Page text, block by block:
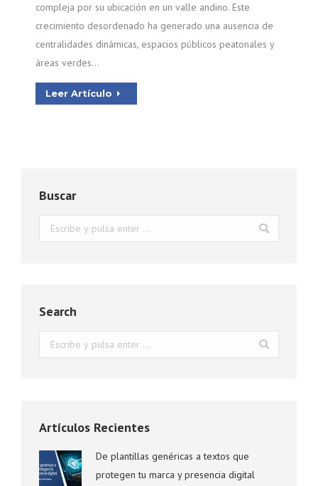
compleja por su ubicación en un valle andino. Este
crecimiento desordenado ha generado una ausencia de
centralidades dinámicas, espacios públicos peatonales y
áreas verdes…
Leer Artículo
Buscar
Buscar:
Search
Buscar:
Artículos Recientes
De plantillas genéricas a textos que
protegen tu marca y presencia digital